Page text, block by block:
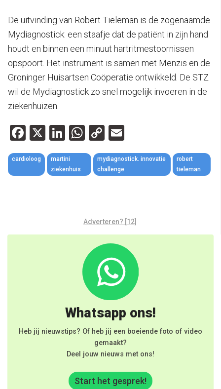
De uitvinding van Robert Tieleman is de zogenaamde
Mydiagnostick: een staafje dat de patiënt in zijn hand
houdt en binnen een minuut hartritmestoornissen
opspoort. Het instrument is samen met Menzis en de
Groninger Huisartsen Coöperatie ontwikkeld. De STZ
wil de Mydiagnostick zo snel mogelijk invoeren in de
ziekenhuizen.
Facebook
X LinkedIn
WhatsApp
Copy
Link
cardioloog
martini
ziekenhuis
mydiagnostick. innovatie
challenge
robert
tieleman
Adverteren? [12]
Whatsapp ons!
Heb jij nieuwstips? Of heb jij een boeiende foto of video
gemaakt?
Deel jouw nieuws met ons!
Start het gesprek!